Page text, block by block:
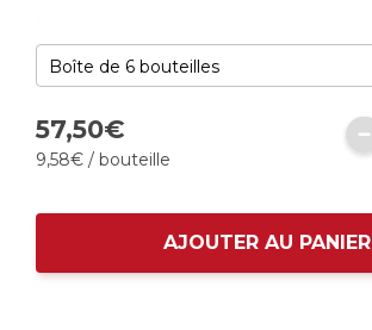
57,50€
9,58€ / bouteille
AJOUTER AU PANIER